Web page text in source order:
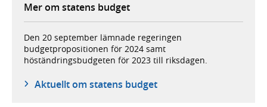
Mer om statens budget
Den 20 september lämnade regeringen
budgetpropositionen för 2024 samt
höständringsbudgeten för 2023 till riksdagen.
Aktuellt om statens budget